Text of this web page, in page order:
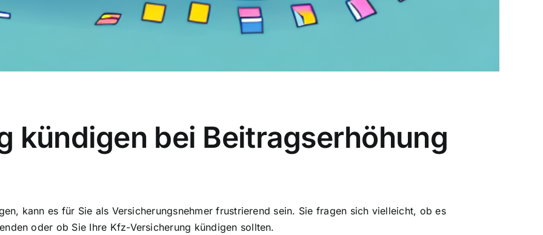
kündigen bei Beitragserhöhung
kann es für Sie als Versicherungsnehmerfrustrierend sein. Sie fragen sich vielleicht, ob es
oder ob Sie Ihre Kfz-Versicherung kündigen sollten.